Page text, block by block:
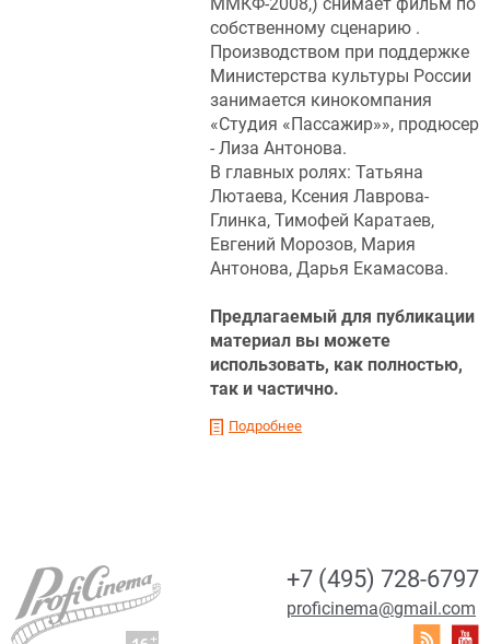
собственному сценарию .
Производством при поддержке
Министерства культуры России
занимается кинокомпания
«Студия «Пассажир»», продюсер
- Лиза Антонова.
В главных ролях: Татьяна
Лютаева, Ксения Лаврова-
Глинка, Тимофей Каратаев,
Евгений Морозов, Мария
Антонова, Дарья Екамасова.
Предлагаемый для публикации
материал вы можете
использовать, как полностью,
так и частично.
Подробнее
+7 (495) 728-6797
proficinema@gmail.com